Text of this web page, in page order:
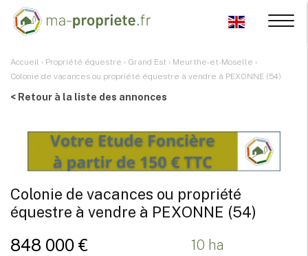
Accueil › Propriété équestre › Grand Est › Meurthe-et-Moselle ›
Colonie de vacances ou propriété équestre à vendre à PEXONNE (54)
< Retour à la liste des annonces
Colonie de vacances ou propriété
équestre à vendre à PEXONNE (54)
848 000 € 10 ha